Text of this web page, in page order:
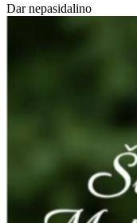
Dar nepasidalino